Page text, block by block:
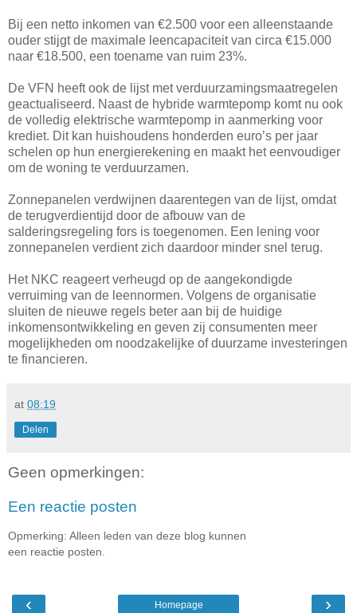
Bij een netto inkomen van €2.500 voor een alleenstaande
ouder stijgt de maximale leencapaciteit van circa €15.000
naar €18.500, een toename van ruim 23%.
De VFN heeft ook de lijst met verduurzamingsmaatregelen
geactualiseerd. Naast de hybride warmtepomp komt nu ook
de volledig elektrische warmtepomp in aanmerking voor
krediet. Dit kan huishoudens honderden euro’s per jaar
schelen op hun energierekening en maakt het eenvoudiger
om de woning te verduurzamen.
Zonnepanelen verdwijnen daarentegen van de lijst, omdat
de terugverdientijd door de afbouw van de
salderingsregeling fors is toegenomen. Een lening voor
zonnepanelen verdient zich daardoor minder snel terug.
Het NKC reageert verheugd op de aangekondigde
verruiming van de leennormen. Volgens de organisatie
sluiten de nieuwe regels beter aan bij de huidige
inkomensontwikkeling en geven zij consumenten meer
mogelijkheden om noodzakelijke of duurzame investeringen
te financieren.
at 08:19
Delen
Geen opmerkingen:
Een reactie posten
Opmerking: Alleen leden van deze blog kunnen
een reactie posten.
‹ ›
Homepage